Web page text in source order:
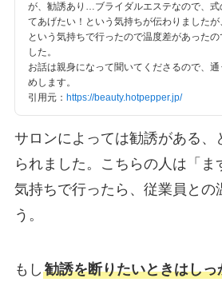
が、勧誘あり…ブライダルエステなので、式
てあげたい！という気持ちが伝わりました
という気持ちで行ったので温度差があった
した。
お話は親身になって聞いてくださるので、
めします。
引用元： https://beauty.hotpepper.jp/
サロンによっては勧誘がある、
られました。こちらの人は「ま
気持ちで行ったら、従業員との
う。
もし 勧誘を断りたいときはし